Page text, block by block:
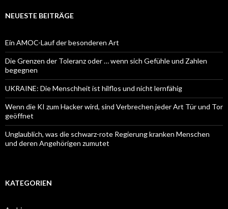
NEUESTE BEITRÄGE
Ein AMOC-Lauf der besonderen Art
Die Grenzen der Toleranz oder … wenn sich Gefühle und Zahlen
begegnen
UKRAINE: Die Menschheit ist hilflos und nicht lernfähig
Wenn die KI zum Hacker wird, sind Verbrechen jeder Art Tür und Tor
geöffnet
Unglaublich, was die schwarz-rote Regierung kranken Menschen
und deren Angehörigen zumutet
KATEGORIEN